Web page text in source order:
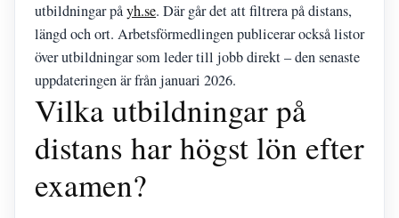
utbildningar påyh.se. Där går det att filtrera på distans,
längd och ort. Arbetsförmedlingen publicerar också listor
över utbildningar som leder till jobb direkt – den senaste
uppdateringen är från januari 2026.
Vilka utbildningar på
distans har högst lön efter
examen?